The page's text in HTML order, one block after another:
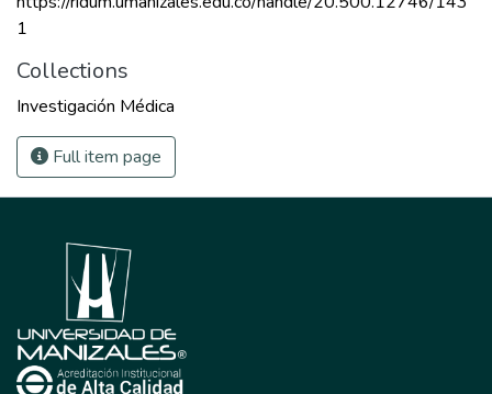
1
Collections
Investigación Médica
Full item page